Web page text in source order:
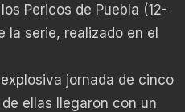
Pericos de Puebla (12-
la serie, realizado en el
jornada de cinco
ellas llegaron con un